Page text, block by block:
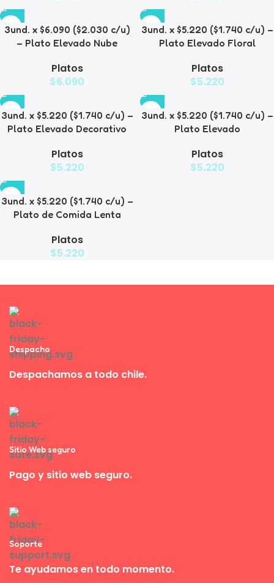
3und. x $6.090 ($2.030 c/u)
– Plato Elevado Nube
Platos
$6.090
3und. x $5.220 ($1.740 c/u) –
Plato Elevado Floral
Platos
$5.220
3und. x $5.220 ($1.740 c/u) –
Plato Elevado Decorativo
Platos
$5.220
3und. x $5.220 ($1.740 c/u) –
Plato Elevado
Platos
$5.220
3und. x $5.220 ($1.740 c/u) –
Plato de Comida Lenta
Platos
$5.220
Despacho
Despachamos a todo chile.
Sitio Web seguro
Pago y sitio web seguro.
Soporte
Te ayudamos en todo momento.